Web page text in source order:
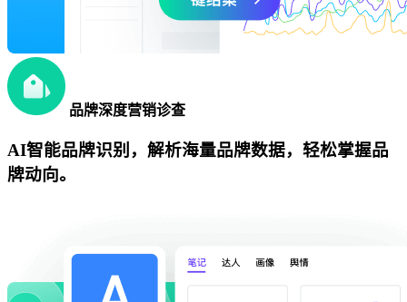
品牌深度营销诊查
AI智能品牌识别，解析海量品牌数据，轻松掌握品
牌动向。